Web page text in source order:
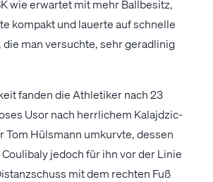
wie erwartet mit mehr Ballbesitz,
kompakt und lauerte auf schnelle
man versuchte, sehr geradlinig
fanden die Athletiker nach 23
Usor nach herrlichem Kalajdzic-
Tom Hülsmann umkurvte, dessen
jedoch für ihn vor der Linie
mit dem rechten Fuß